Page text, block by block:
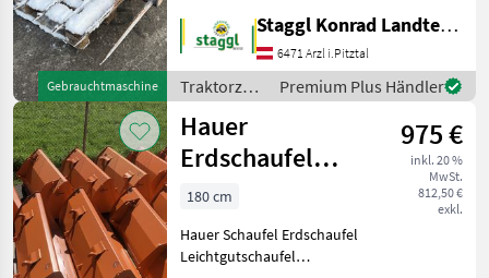
Gebrauchtmaschine
9 Gewicht: 143kg Bitte
informieren Sie sich vor der
Besichtigung, ob die
Maschine bei uns am Be
Staggl Konrad Landtechnik Oberland
6471 Arzl i.Pitztal
Traktorzubehör
/ Hauer
Premium Plus Händler
Hauer
Erdschaufel
Leichtgutschaufel
Schüttgutschaufel
975 €
inkl. 20 %
MwSt.
812,50 €
exkl.
180 cm
Hauer Schaufel Erdschaufel
Leichtgutschaufel